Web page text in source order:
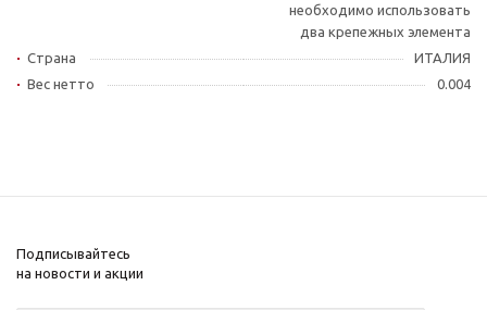
необходимо использовать
два крепежных элемента
Страна
ИТАЛИЯ
Вес нетто
0.004
Подписывайтесь
на новости и акции